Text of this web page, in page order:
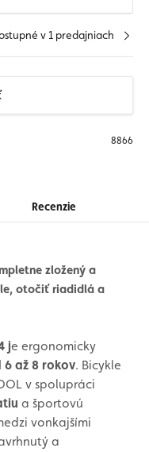
v 1 predajniach
8866
Recenzie
zložený a
otočiť riadidlá a
je ergonomicky
6 až 8 rokov. Bicykle
v spolupráci
a športovú
vonkajšími
a